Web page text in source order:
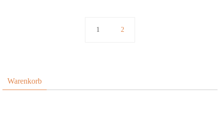
1 2
Warenkorb